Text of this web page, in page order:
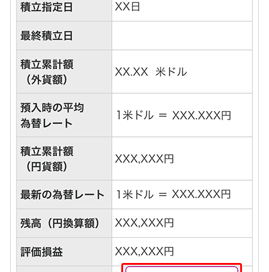
石川県
山梨県
長野県
東海／近畿
岐阜県
静岡県
愛知県
三重県
滋賀県
京都府
大阪府
兵庫県
奈良県
和歌山県
中国／四国
岡山県
広島県
徳島県
香川県
愛媛県